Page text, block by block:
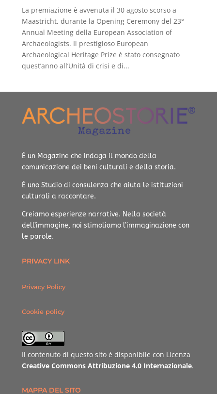
La premiazione è avvenuta il 30 agosto scorso a
Maastricht, durante la Opening Ceremony del 23°
Annual Meeting della European Association of
Archaeologists. Il prestigioso European
Archaeological Heritage Prize è stato consegnato
quest’anno all’Unità di crisi e di...
È un Magazine che indaga il mondo della
comunicazione dei beni culturali e della storia.
È uno Studio di consulenza che aiuta le istituzioni
culturali a raccontare.
Creiamo esperienze narrative. Nella società
dell’immagine, noi stimoliamo l’immaginazione con
le parole.
PRIVACY LINK
Privacy Policy
Cookie policy
Il contenuto di questo sito è disponibile con Licenza
Creative Commons Attribuzione 4.0 Internazionale.
MAPPA DEL SITO